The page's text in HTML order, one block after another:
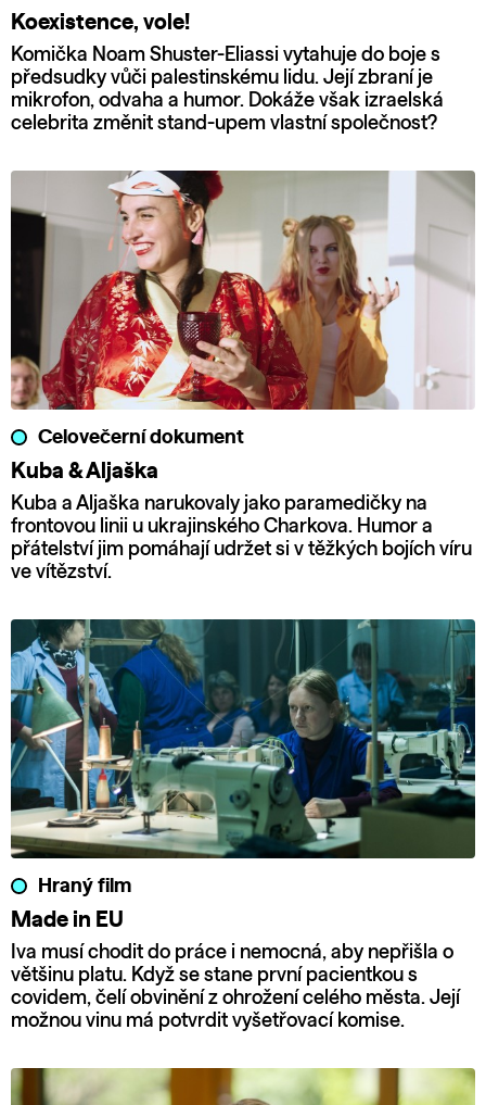
Koexistence, vole!
Komička Noam Shuster-Eliassi vytahuje do boje s
předsudky vůči palestinskému lidu. Její zbraní je
mikrofon, odvaha a humor. Dokáže však izraelská
celebrita změnit stand-upem vlastní společnost?
Celovečerní dokument
Kuba & Aljaška
Kuba a Aljaška narukovaly jako paramedičky na
frontovou linii u ukrajinského Charkova. Humor a
přátelství jim pomáhají udržet si v těžkých bojích víru
ve vítězství.
Hraný film
Made in EU
Iva musí chodit do práce i nemocná, aby nepřišla o
většinu platu. Když se stane první pacientkou s
covidem, čelí obvinění z ohrožení celého města. Její
možnou vinu má potvrdit vyšetřovací komise.